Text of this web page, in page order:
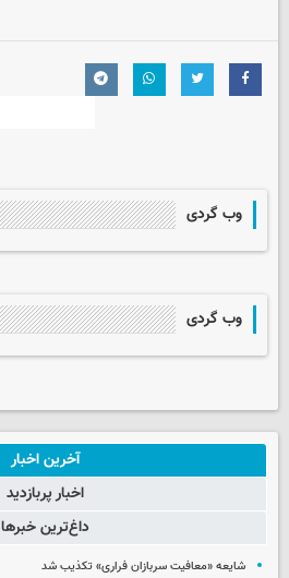
وب گردی
وب گردی
آخرین اخبار
اخبار پربازدید
داغ‌ترین خبرها
شایعه «معافیت سربازان فراری» تکذیب شد